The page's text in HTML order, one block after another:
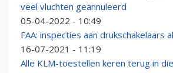
veel vluchten geannuleerd
05-04-2022 - 10:49
FAA: inspecties aan drukschakelaars
16-07-2021 - 11:19
Alle KLM-toestellen keren terug in